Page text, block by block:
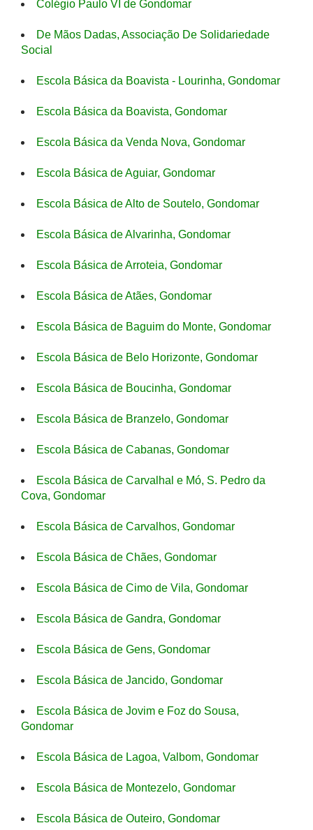
Colégio Paulo VI de Gondomar
De Mãos Dadas, Associação De Solidariedade
Social
Escola Básica da Boavista - Lourinha, Gondomar
Escola Básica da Boavista, Gondomar
Escola Básica da Venda Nova, Gondomar
Escola Básica de Aguiar, Gondomar
Escola Básica de Alto de Soutelo, Gondomar
Escola Básica de Alvarinha, Gondomar
Escola Básica de Arroteia, Gondomar
Escola Básica de Atães, Gondomar
Escola Básica de Baguim do Monte, Gondomar
Escola Básica de Belo Horizonte, Gondomar
Escola Básica de Boucinha, Gondomar
Escola Básica de Branzelo, Gondomar
Escola Básica de Cabanas, Gondomar
Escola Básica de Carvalhal e Mó, S. Pedro da
Cova, Gondomar
Escola Básica de Carvalhos, Gondomar
Escola Básica de Chães, Gondomar
Escola Básica de Cimo de Vila, Gondomar
Escola Básica de Gandra, Gondomar
Escola Básica de Gens, Gondomar
Escola Básica de Jancido, Gondomar
Escola Básica de Jovim e Foz do Sousa,
Gondomar
Escola Básica de Lagoa, Valbom, Gondomar
Escola Básica de Montezelo, Gondomar
Escola Básica de Outeiro, Gondomar